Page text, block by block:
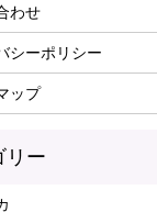
わせ
シーポリシー
ップ